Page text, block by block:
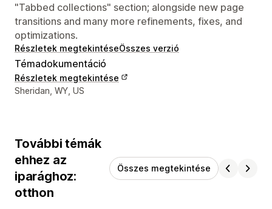
"Tabbed collections" section; alongside new page
transitions and many more refinements, fixes, and
optimizations.
Részletek megtekintéseÖsszes verzió
Témadokumentáció
Részletek megtekintése
Dizájner kapcsolattartási adatai
Sheridan, WY, US
További témák
ehhez az
iparághoz:
otthon
Összes megtekintése